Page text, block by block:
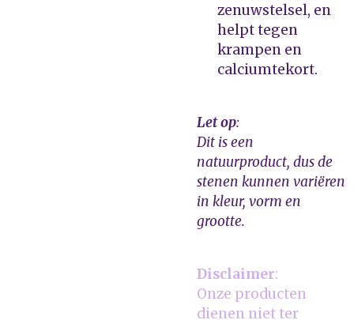
zenuwstelsel, en
helpt tegen
krampen en
calciumtekort.
Let op:
Dit is een
natuurproduct, dus de
stenen kunnen variëren
in kleur, vorm en
grootte.
Disclaimer:
Onze producten
dienen niet ter